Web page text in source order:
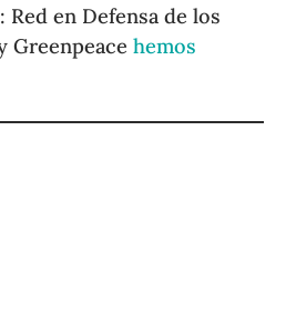
Red en Defensa de los
Greenpeacehemos